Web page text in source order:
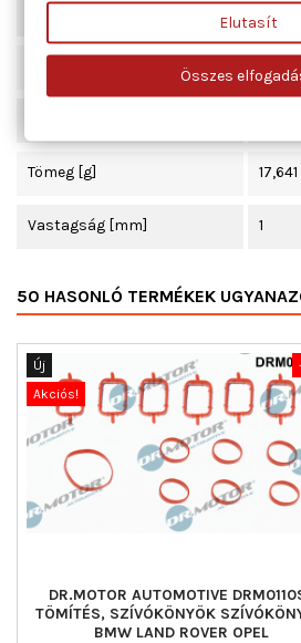
90
Tömeg [g] 17,641
Vastagság [mm] 1
50 HASONLÓ TERMÉKEK
Új
Akciós!
DR.MOTOR AUTOMOTIVE
TÖMÍTÉS, SZÍVÓKÖNYÖK
BMW LAND ROVER OPEL
Elutasít
Összes